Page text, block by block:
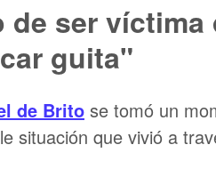
ser víctima
guita"
de Brito se tomó un
situación que vivió a